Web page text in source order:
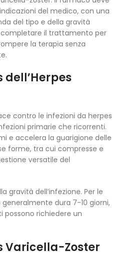
del medico, con una
del tipo e della gravità
completare il trattamento per
la terapia senza
dell’Herpes
contro le infezioni da herpes
primarie che ricorrenti.
e accelera la guarigione delle
forme, tra cui compresse e
versatile del
gravità dell’infezione. Per le
dura 7-10 giorni,
possono richiedere un
Varicella-Zoster